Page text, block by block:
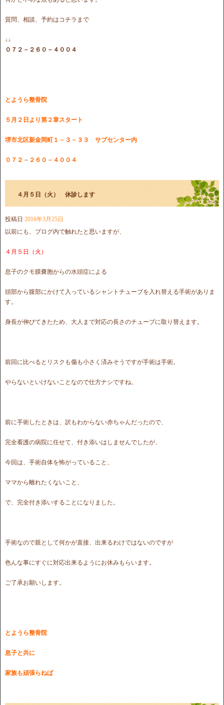
質問、相談、予約はコチラまで
↓↓
０７２－２６０－４００４
とようら整骨院
５月２日より第２章スタート
堺市北区新金岡町１－３－３３ サブセンター内
０７２－２６０－４００４
４月５日（火） 休診します
投稿日 2016年3月25日
以前にも、ブログ内で触れたと思いますが、
４月５日（火）
息子のクモ膜嚢胞からの水頭症による
頭部から腹部にかけて入っているシャントチューブを入れ替える手術がありま
す。
身長が伸びてきたため、大人まで対応の長さのチューブに取り替えます。
前回に比べるとリスクも傷も小さく済みそうですが手術は手術。
やらないといけないことなので仕方ナシですね。
前に手術したときは、訳もわからない赤ちゃんだったので、
完全看護の病院に任せて、付き添いはしませんでしたが、
今回は、手術自体を怖がっていること、
ママから離れたくないこと、
で、完全付き添いすることになりました。
手術なので親として何かが直接、出来るわけではないのですが
色んな事にすぐに対応出来るようにお休みもらいます。
ご了承お願いします。
とようら整骨院
息子と共に
家族も頑張らねば